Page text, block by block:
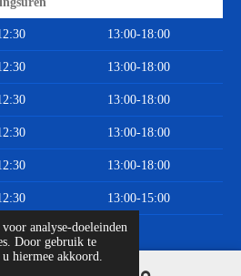
analyse-doeleinden
Door gebruik te
hiermee akkoord.
13:00-18:00
13:00-18:00
13:00-18:00
13:00-18:00
13:00-18:00
13:00-15:00
Onderdelen